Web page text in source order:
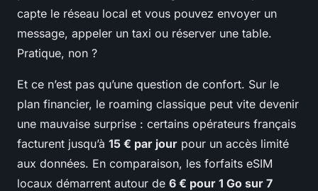
capte le réseau local et vous pouvez envoyer un
message, appeler un taxi ou réserver une table.
Pratique, non ?
Et ce n’est pas qu’une question de confort. Sur le
plan financier, le roaming classique peut vite devenir
une mauvaise surprise : certains opérateurs français
facturent jusqu’à 15 € par jour pour un accès limité
aux données. En comparaison, les forfaits eSIM
locaux démarrent autour de 6 € pour 1 Go sur 7